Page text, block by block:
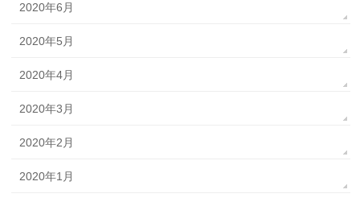
2020年6月
2020年5月
2020年4月
2020年3月
2020年2月
2020年1月